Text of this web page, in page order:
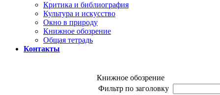
Критика и библиография
Культура и искусство
Окно в природу
Книжное обозрение
Общая тетрадь
Контакты
Книжное обозрение
Фильтр по заголовку